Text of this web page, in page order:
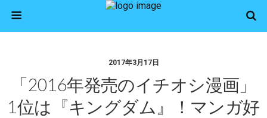
2017年3月17日
「2016年発売のイチオシ漫画」
1位は『キングダム』！マンガ好